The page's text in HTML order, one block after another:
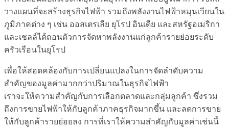
วางแผนที่จะสร้างธุรกิจไฟฟ้า รวมถึงพลังงานไฟฟ้าหมุนเวียนใน
ภูมิภาคต่าง ๆ เช่น ออสเตรเลีย ยุโรป อินเดีย และสหรัฐอเมริกา
และเชลล์ได้ถอนตัวการจัดหาพลังงานแก่ลูกค้ารายย่อยระดับ
ครัวเรือนในยุโรป
เพื่อให้สอดคล้องกับการเปลี่ยนแปลงในการจัดลำดับความ
สำคัญของมูลค่ามากกว่าปริมาณในธุรกิจไฟฟ้า
เราจะให้ความสำคัญกับการเลือกตลาดและกลุ่มลูกค้า ซึ่งรวม
ถึงการขายไฟฟ้าให้กับลูกค้าภาคธุรกิจมากขึ้น และลดการขาย
ให้กับลูกค้ารายย่อยลง การที่เราให้ความสำคัญกับมูลค่าเช่นนี้